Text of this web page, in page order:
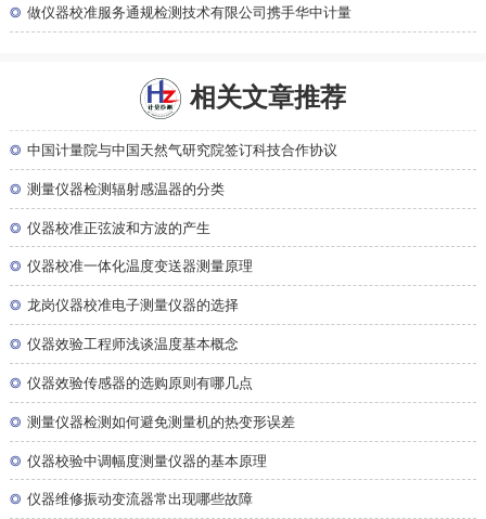
◎ 做仪器校准服务通规检测技术有限公司携手华中计量
相关文章推荐
◎ 中国计量院与中国天然气研究院签订科技合作协议
◎ 测量仪器检测辐射感温器的分类
◎ 仪器校准正弦波和方波的产生
◎ 仪器校准一体化温度变送器测量原理
◎ 龙岗仪器校准电子测量仪器的选择
◎ 仪器效验工程师浅谈温度基本概念
◎ 仪器效验传感器的选购原则有哪几点
◎ 测量仪器检测如何避免测量机的热变形误差
◎ 仪器校验中调幅度测量仪器的基本原理
◎ 仪器维修振动变流器常出现哪些故障